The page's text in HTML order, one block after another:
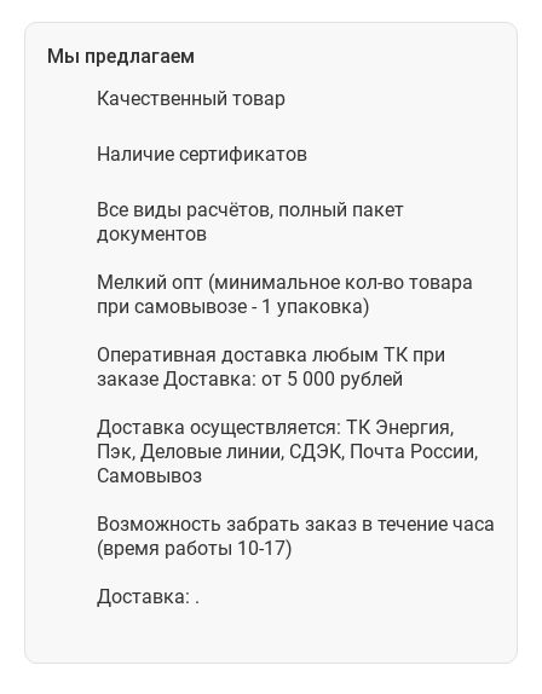
Мы предлагаем
Качественный товар
Наличие сертификатов
Все виды расчётов, полный пакет
документов
Мелкий опт (минимальное кол-во товара
при самовывозе - 1 упаковка)
Оперативная доставка любым ТК при
заказе Доставка: от 5 000 рублей
Доставка осуществляется: ТК Энергия,
Пэк, Деловые линии, СДЭК, Почта России,
Самовывоз
Возможность забрать заказ в течение часа
(время работы 10-17)
Доставка: .